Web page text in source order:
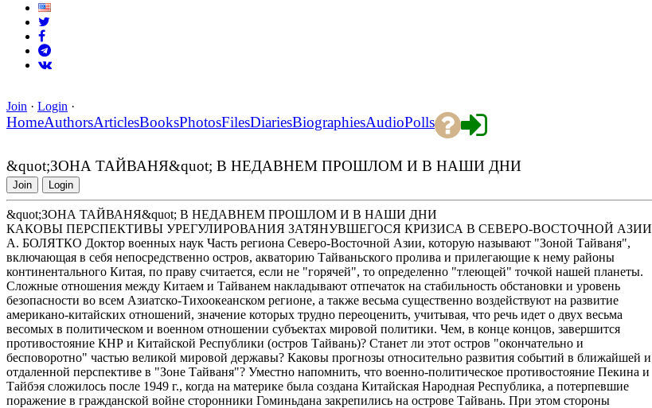
Join · Login ·
HomeAuthorsArticlesBooksPhotosFilesDiariesBiographiesAudioPolls
&quot;ЗОНА ТАЙВАНЯ&quot; В НЕДАВНЕМ ПРОШЛОМ И В НАШИ ДНИ
Join Login
&quot;ЗОНА ТАЙВАНЯ&quot; В НЕДАВНЕМ ПРОШЛОМ И В НАШИ ДНИ
КАКОВЫ ПЕРСПЕКТИВЫ УРЕГУЛИРОВАНИЯ ЗАТЯНУВШЕГОСЯ КРИЗИСА В СЕВЕРО-ВОСТОЧНОЙ АЗИИ
А. БОЛЯТКО Доктор военных наук Часть региона Северо-Восточной Азии, которую называют "Зоной Тайваня",
включающая в себя непосредственно остров, акваторию Тайваньского пролива и прилегающие к нему районы
континентального Китая, по праву считается, если не "горячей", то определенно "тлеющей" точкой нашей планеты.
Сложные отношения между Китаем и Тайванем накладывают отпечаток на стабильность обстановки и уровень
безопасности во всем Азиатско-Тихоокеанском регионе, а также весьма существенно воздействуют на развитие
американо-китайских отношений, значение которых трудно переоценить, учитывая, что речь идет о двух весьма
весомых в политическом и военном отношении субъектах мировой политики. Чем, в конце концов, завершится
противостояние КНР и Китайской Республики (остров Тайвань)? Станет ли этот остров "окончательно и
бесповоротно" частью великой мировой державы? Каковы прогнозы относительно развития событий в ближайшей и
отдаленной перспективе в "Зоне Тайваня"? Уместно напомнить, что военно-политическое противостояние Пекина и
Тайбэя сложилось после 1949 г., когда на материке была создана Китайская Народная Республика, а потерпевшие
поражение в гражданской войне сторонники Гоминьдана закрепились на острове Тайвань. При этом стороны